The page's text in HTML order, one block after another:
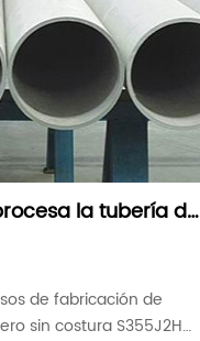
la tubería de
de fabricación de
sin costura S355J2H?